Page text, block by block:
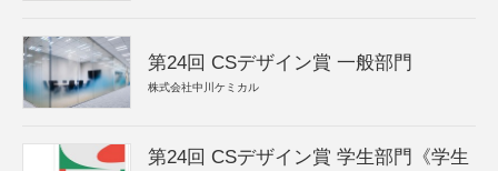
第24回 CSデザイン賞 一般部門
株式会社中川ケミカル
第24回 CSデザイン賞 学生部門《学生